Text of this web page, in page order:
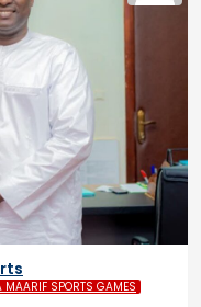
MAARIF SPORTS GAMES